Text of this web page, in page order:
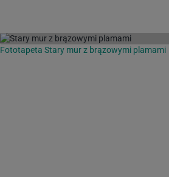
Fototapeta Stary mur z brązowymi plamami